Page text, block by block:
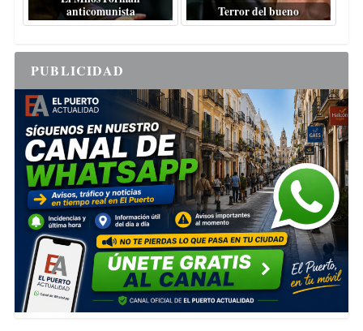
anticomunista
Terror del bueno
PUBLICIDAD